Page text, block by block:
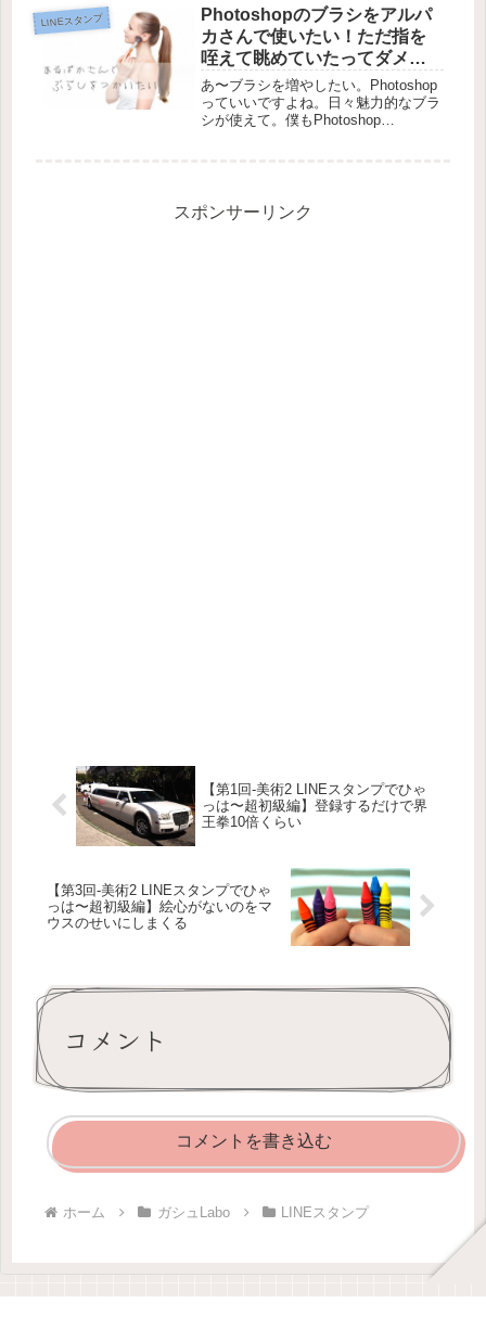
のが見て取れます（ごめん、正直フフ
ってなった）。誰しもそうなんで...
LINEスタンプ
Photoshopのブラシをアルパ
カさんで使いたい！ただ指を
咥えて眺めていたってダメな
んだ。走りながら考えろ！
あ〜ブラシを増やしたい。Photoshop
っていいですよね。日々魅力的なブラ
シが使えて。僕もPhotoshop
スポンサーリンク
【第1回-美術2 LINEスタンプでひゃ
っは〜超初級編】登録するだけで界
王拳10倍くらい
【第3回-美術2 LINEスタンプでひゃ
っは〜超初級編】絵心がないのをマ
ウスのせいにしまくる
コメント
コメントを書き込む
ホーム ガシュLabo LINEスタンプ